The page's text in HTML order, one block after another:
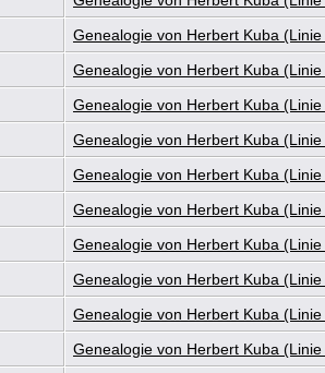
Genealogie von Herbert Kuba (Linie
Genealogie von Herbert Kuba (Linie
Genealogie von Herbert Kuba (Linie
Genealogie von Herbert Kuba (Linie
Genealogie von Herbert Kuba (Linie
Genealogie von Herbert Kuba (Linie
Genealogie von Herbert Kuba (Linie
Genealogie von Herbert Kuba (Linie
Genealogie von Herbert Kuba (Linie
Genealogie von Herbert Kuba (Linie